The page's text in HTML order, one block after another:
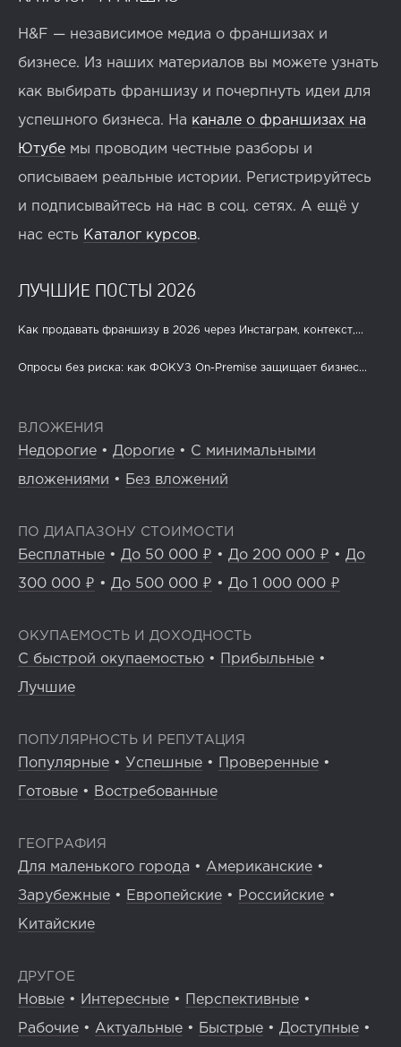
H&F — независимое медиа о франшизах и
бизнесе. Из наших материалов вы можете узнать
как выбирать франшизу и почерпнуть идеи для
успешного бизнеса. На канале о франшизах на
Ютубе мы проводим честные разборы и
описываем реальные истории. Регистрируйтесь
и подписывайтесь на нас в соц. сетях. А ещё у
нас есть Каталог курсов.
ЛУЧШИЕ ПОСТЫ 2026
Как продавать франшизу в 2026 через Инстаграм, контекст,...
Опросы без риска: как ФОКУЗ On-Premise защищает бизнес...
ВЛОЖЕНИЯ
Недорогие • Дорогие • С минимальными
вложениями • Без вложений
ПО ДИАПАЗОНУ СТОИМОСТИ
Бесплатные • До 50 000 ₽ • До 200 000 ₽ • До
300 000 ₽ • До 500 000 ₽ • До 1 000 000 ₽
ОКУПАЕМОСТЬ И ДОХОДНОСТЬ
С быстрой окупаемостью • Прибыльные •
Лучшие
ПОПУЛЯРНОСТЬ И РЕПУТАЦИЯ
Популярные • Успешные • Проверенные •
Готовые • Востребованные
ГЕОГРАФИЯ
Для маленького города • Американские •
Зарубежные • Европейские • Российские •
Китайские
ДРУГОЕ
Новые • Интересные • Перспективные •
Рабочие • Актуальные • Быстрые • Доступные •